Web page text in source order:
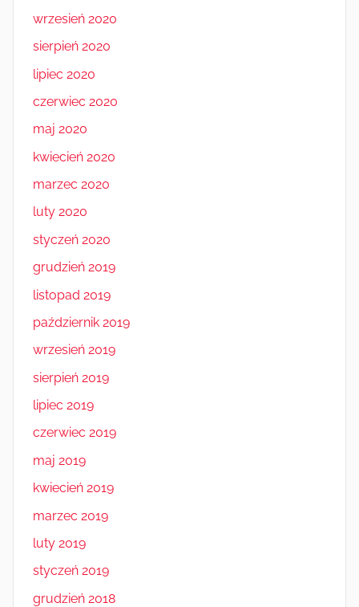
wrzesień 2020
sierpień 2020
lipiec 2020
czerwiec 2020
maj 2020
kwiecień 2020
marzec 2020
luty 2020
styczeń 2020
grudzień 2019
listopad 2019
październik 2019
wrzesień 2019
sierpień 2019
lipiec 2019
czerwiec 2019
maj 2019
kwiecień 2019
marzec 2019
luty 2019
styczeń 2019
grudzień 2018